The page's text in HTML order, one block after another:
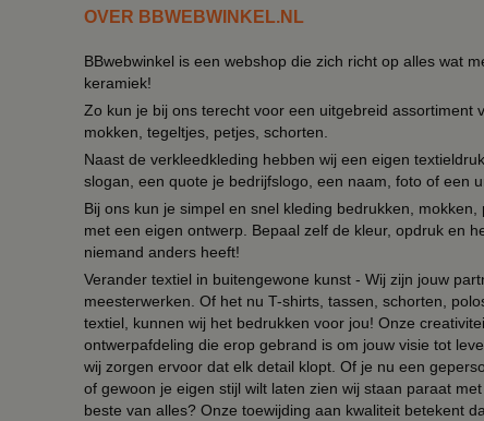
OVER BBWEBWINKEL.NL
BBwebwinkel is een webshop die zich richt op alles wat
keramiek!
Zo kun je bij ons terecht voor een uitgebreid
mokken, tegeltjes, petjes, schorten.
Naast de verkleedkleding hebben wij een eigen
slogan, een quote je bedrijfslogo, een naam, foto of een
Bij ons kun je simpel en snel kleding bedrukken,
met een eigen ontwerp. Bepaal zelf de kleur, opdruk en
niemand anders heeft!
Verander textiel in buitengewone kunst - Wij zijn jouw
meesterwerken. Of het nu T-shirts, tassen, schorten,
textiel, kunnen wij het bedrukken voor jou! Onze
ontwerpafdeling die erop gebrand is om jouw visie tot
wij zorgen ervoor dat elk detail klopt. Of je nu een
of gewoon je eigen stijl wilt laten zien wij staan paraat
beste van alles? Onze toewijding aan kwaliteit betekent